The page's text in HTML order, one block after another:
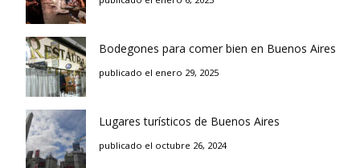
Bodegones para comer bien en Buenos Aires
publicado el enero 29, 2025
Lugares turísticos de Buenos Aires
publicado el octubre 26, 2024